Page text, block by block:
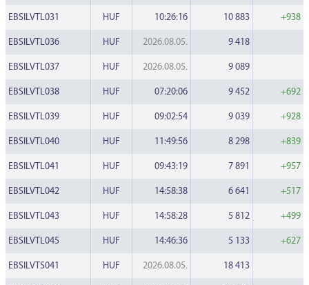
EBSILVTL031 HUF 10:26:16 10 883 +938
EBSILVTL036 HUF 2026.08.05. 9 418
EBSILVTL037 HUF 2026.08.05. 9 089
EBSILVTL038 HUF 07:20:06 9 452 +692
EBSILVTL039 HUF 09:02:54 9 039 +928
EBSILVTL040 HUF 11:49:56 8 298 +839
EBSILVTL041 HUF 09:43:19 7 891 +957
EBSILVTL042 HUF 14:58:38 6 641 +517
EBSILVTL043 HUF 14:58:28 5 812 +499
EBSILVTL045 HUF 14:46:36 5 133 +627
EBSILVTS041 HUF 2026.08.05. 18 413